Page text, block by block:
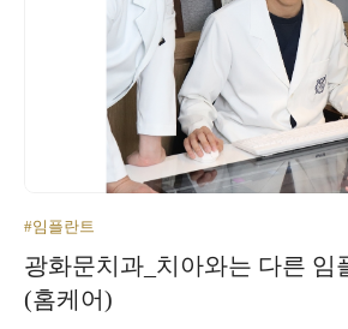
#임플란트
광화문치과_치아와는 다른 임
(홈케어)